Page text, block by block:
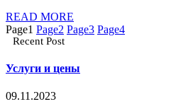
READ MORE
Page1 Page2 Page3 Page4
Recent Post
Услуги и цены
09.11.2023